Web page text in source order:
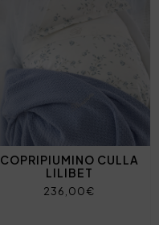
COPRIPIUMINO CULLA
LILIBET
236,00€